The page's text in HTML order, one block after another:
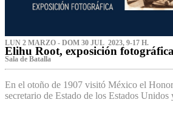
LUN 2 MARZO - DOM 30 JUL 2023, 9-17 H.
Elihu Root, exposición fotográfica
Sala de Batalla
En el otoño de 1907 visitó México el
secretario de Estado de los Estados